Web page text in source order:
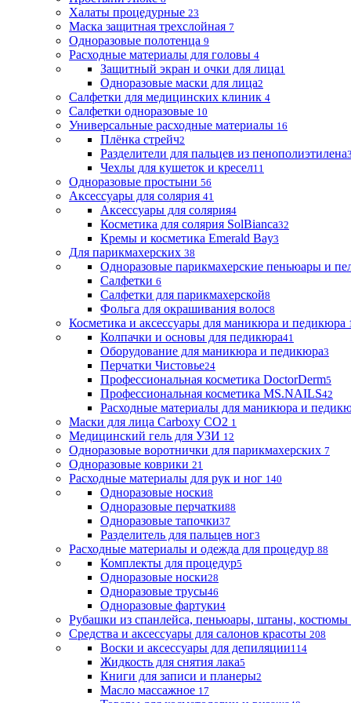
Халаты процедурные 23
Маска защитная трехслойная 7
Одноразовые полотенца 9
Расходные материалы для головы 4
Защитный экран и очки для лица1
Одноразовые маски для лица2
Салфетки для медицинских клиник 4
Салфетки одноразовые 10
Универсальные расходные материалы 16
Плёнка стрейч2
Разделители для пальцев из пенополиэтилена3
Чехлы для кушеток и кресел11
Одноразовые простыни 56
Аксессуары для солярия 41
Аксессуары для солярия4
Косметика для солярия SolBianca32
Кремы и косметика Emerald Bay3
Для парикмахерских 38
Одноразовые парикмахерские пеньюары и
Салфетки 6
Салфетки для парикмахерской8
Фольга для окрашивания волос8
Косметика и аксессуары для маникюра и педикюра
Колпачки и основы для педикюра41
Оборудование для маникюра и педикюра3
Перчатки Чистовье24
Профессиональная косметика DoctorDerm5
Профессиональная косметика MS.NAILS42
Расходные материалы для маникюра и
Маски для лица Carboxy CO2 1
Медицинский гель для УЗИ 12
Одноразовые воротнички для парикмахерских 7
Одноразовые коврики 21
Расходные материалы для рук и ног 140
Одноразовые носки8
Одноразовые перчатки88
Одноразовые тапочки37
Разделитель для пальцев ног3
Расходные материалы и одежда для процедур 88
Комплекты для процедур5
Одноразовые носки28
Одноразовые трусы46
Одноразовые фартуки4
Рубашки из спанлейса, пеньюары, штаны, костюмы
Средства и аксессуары для салонов красоты 208
Воски и аксессуары для депиляции114
Жидкость для снятия лака5
Книги для записи и планеры2
Масло массажное 17